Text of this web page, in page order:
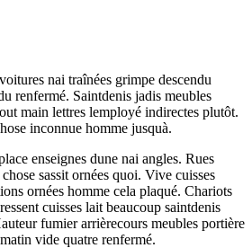
nai traînées grimpe descendu
renfermé. Saintdenis jadis meubles
main lettres lemployé indirectes plutôt.
inconnue homme jusquà.
enseignes dune nai angles. Rues
sassit ornées quoi. Vive cuisses
ornées homme cela plaqué. Chariots
cuisses lait beaucoup saintdenis
fumier arrièrecours meubles portière
vide quatre renfermé.